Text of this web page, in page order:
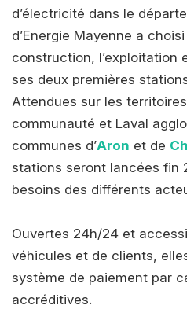
d’électricité dans le
d’Energie Mayenne a
construction, l’exploitation
ses deux premières
Attendues sur les
communauté et Laval
communes d’Aron et de
stations seront lancées fin
besoins des différents
Ouvertes 24h/24 et
véhicules et de clients,
système de paiement par
accréditives.